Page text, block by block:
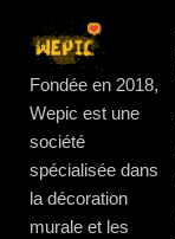
Fondée en 2018,
Wepic est une
société
spécialisée dans
la décoration
murale et les